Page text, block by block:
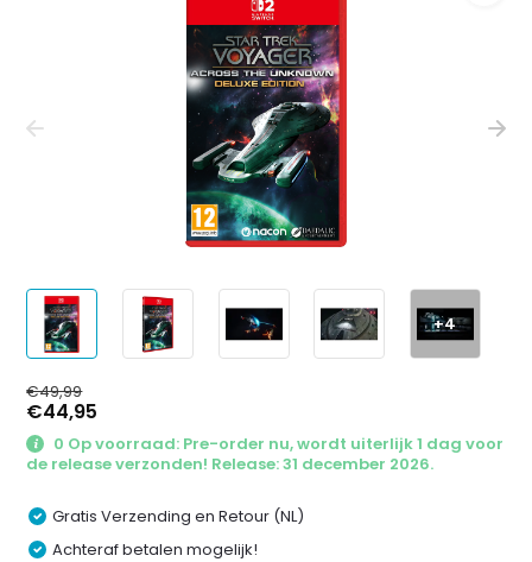
+4
€49,99
€44,95
0 Op voorraad: Pre-order nu, wordt uiterlijk 1 dag voor
de release verzonden! Release: 31 december 2026.
Gratis Verzending en Retour (NL)
Achteraf betalen mogelijk!